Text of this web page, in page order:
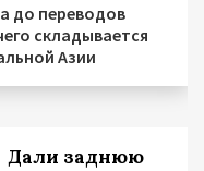
до переводов
складывается
Азии
Дали заднюю